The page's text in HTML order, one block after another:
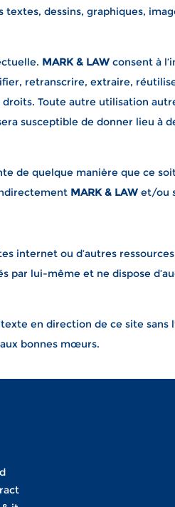
dessins, graphiques,
MARK & LAW consent à
retranscrire, extraire,
Toute autre utilisation
susceptible de donner lieu à
de quelque manière que ce
MARK & LAW et/ou
internet ou d’autres
par lui-même et ne dispose
en direction de ce site sans
bonnes mœurs.